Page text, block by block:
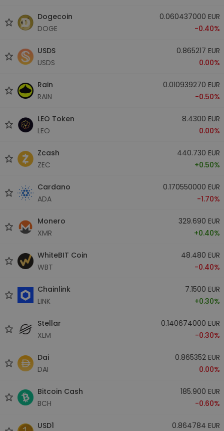
Dogecoin
DOGE
0.060437000 EUR
-0.40%
USDS
USDS
0.865217 EUR
0.00%
Rain
RAIN
0.010939270 EUR
-0.50%
LEO Token
LEO
8.4300 EUR
0.00%
Zcash
ZEC
440.730 EUR
+0.50%
Cardano
ADA
0.170550000 EUR
-1.70%
Monero
XMR
329.690 EUR
+0.40%
WhiteBIT Coin
WBT
48.480 EUR
-0.40%
Chainlink
LINK
7.1500 EUR
+0.30%
Stellar
XLM
0.140674000 EUR
-0.30%
Dai
DAI
0.865352 EUR
0.00%
Bitcoin Cash
BCH
185.900 EUR
-0.60%
USD1
0.864784 EUR